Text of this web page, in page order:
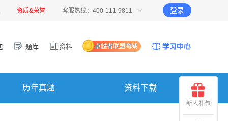
资质&荣誉 客服热线：400-111-9811 登录
题库 资料
历年真题 资料下载
新人礼包